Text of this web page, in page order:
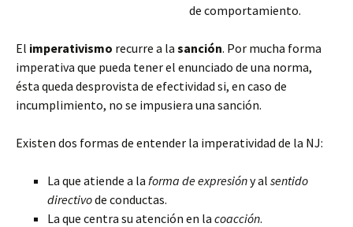
de comportamiento.
El imperativismo recurre a la sanción. Por mucha forma
imperativa que pueda tener el enunciado de una norma,
ésta queda desprovista de efectividad si, en caso de
incumplimiento, no se impusiera una sanción.
Existen dos formas de entender la imperatividad de la NJ:
La que atiende a la forma de expresióny al sentido
directivode conductas.
La que centra su atención en la coacción.